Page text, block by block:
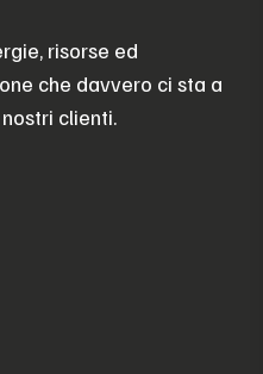
risorse ed
che davvero ci sta a
clienti.